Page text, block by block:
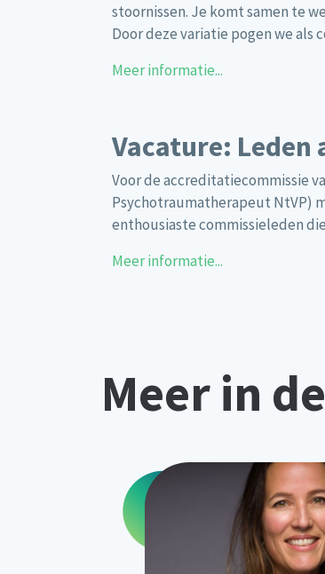
stoornissen. Je komt samen te
Door deze variatie pogen we als
Meer informatie...
Vacature:
Voor de accreditatiecommissie
Psychotraumatherapeut NtVP)
enthousiaste commissieleden
Meer informatie...
Meer in